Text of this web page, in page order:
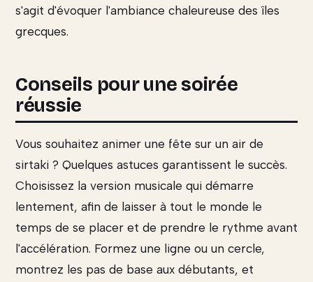
s'agit d'évoquer l'ambiance chaleureuse des îles
grecques.
Conseils pour une soirée
réussie
Vous souhaitez animer une fête sur un air de
sirtaki ? Quelques astuces garantissent le succès.
Choisissez la version musicale qui démarre
lentement, afin de laisser à tout le monde le
temps de se placer et de prendre le rythme avant
l'accélération. Formez une ligne ou un cercle,
montrez les pas de base aux débutants, et